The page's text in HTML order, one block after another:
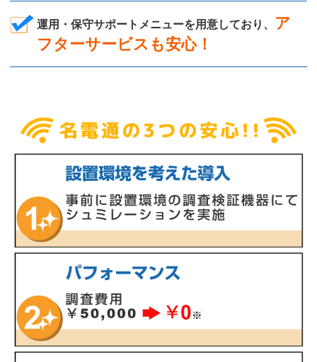
運用・保守サポートメニューを用意しており、 ア
フターサービスも安心！